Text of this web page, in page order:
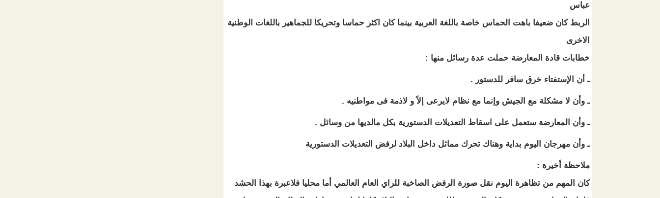
عباس
الربط كان ضعيفا باهت الحماس خاصة باللغة العربية بينما كان اكثر حماسا وتحريكا للجماهير باللغات الوطنية
الاخرى
خطابات قادة المعارضة حملت عدة رسائل منها :
ـ أن الإستفتاء خرق سافر للدستور .
ـ وأن لا مشكلة مع الجيش وإنما مع نظام لايرعى إلاً و لاذمة فى مواطنيه .
ـ وأن المعارضة ستعمل على اسقاط التعديلات الدستورية بكل مالديها من وسائل .
ـ وأن مهرجان اليوم بداية وهناك تحرك مماثل داخل البلاد لرفض التعديلات الدستورية
ملاحظة أخيرة :
كان المهم من تظاهرة اليوم نقل صورة الرفض الصاخبة للراي العام العالمي أما محليا فلاعبرة بهذا الحشد